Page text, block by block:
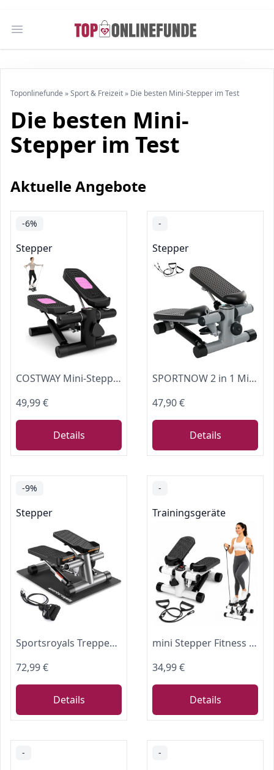
Open main menu
Toponlinefunde »Sport & Freizeit» Die besten Mini-Stepper im Test
Die besten Mini-
Stepper im Test
Aktuelle Angebote
-6%
Stepper
COSTWAY Mini-Stepper mit Widerstandbändern, Twist Stepper mit verstellbarem Widerstand & LCD Anzeige, Swing Stepper 100 kg belastbar, Fitnessgerät Home Trainer für Zuhause & Büro (Schwarz)
49,99 €
Details
-
Stepper
SPORTNOW 2 in 1 Mini-Stepper für Zuhause mit LCD-Display bis 100 kg Grau
47,90 €
Details
-9%
Stepper
Sportsroyals Treppenstepper für Übungen, Mini-Stepper mit Widerstandsband, hydraulischer Fitness-Stepper für Heimtraining, Ganzkörpertraining, 150 kg Tragkraft (SILBER02)
72,99 €
Details
-
Trainingsgeräte
mini Stepper Fitness Stepper stepmaschine für zuhause Heimtrainer beintrainer po Trainer bauchtrainer Stepper mit widerstandsbändern hydraulik Stepper Home Fitness Cardio Training
34,99 €
Details
- -